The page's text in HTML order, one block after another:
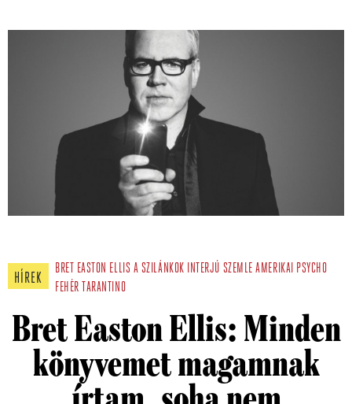
HÍREK
BRET EASTON ELLIS A SZILÁNKOK INTERJÚ SZEMLE AMERIKAI PSYCHO
FEHÉR TARANTINO
Bret Easton Ellis: Minden
könyvemet magamnak